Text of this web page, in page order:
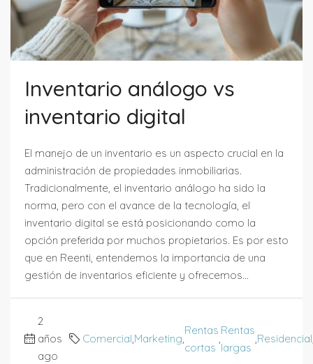
Inventario análogo vs
inventario digital
El manejo de un inventario es un aspecto crucial en la
administración de propiedades inmobiliarias.
Tradicionalmente, el inventario análogo ha sido la
norma, pero con el avance de la tecnología, el
inventario digital se está posicionando como la
opción preferida por muchos propietarios. Es por esto
que en Reenti, entendemos la importancia de una
gestión de inventarios eficiente y ofrecemos...
2
años
ago
Comercial,Marketing,
Rentas
cortas
,
Rentas
largas
,Residencial